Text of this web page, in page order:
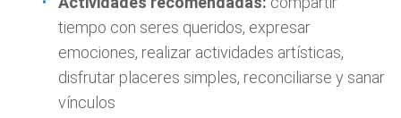
tiempo con seres queridos, expresar
emociones, realizar actividades artísticas,
disfrutar placeres simples, reconciliarse y sanar
vínculos